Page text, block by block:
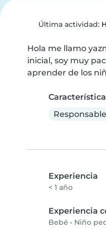
Última actividad:
Hola me llamo
inicial, soy muy
aprender de los
Responsable
Experiencia
< 1 año
Experiencia
Bebé • Niño